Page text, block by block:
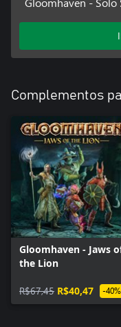
Complementos
Gloomhaven - Jaws
the Lion
R$67,45 R$40,47 -40%